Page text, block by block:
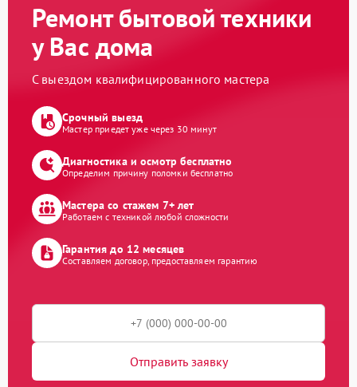
Ремонт бытовой техники
у Вас дома
С выездом квалифицированного мастера
Срочный выезд
Мастер приедет уже через 30 минут
Диагностика и осмотр бесплатно
Определим причину поломки бесплатно
Мастера со стажем 7+ лет
Работаем с техникой любой сложности
Гарантия до 12 месяцев
Составляем договор, предоставляем гарантию
Отправить заявку